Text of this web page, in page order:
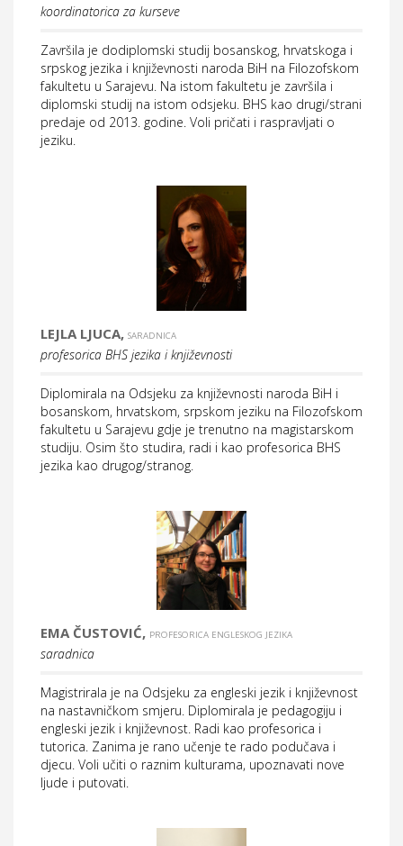
koordinatorica za kurseve
Završila je dodiplomski studij bosanskog, hrvatskoga i
srpskog jezika i književnosti naroda BiH na Filozofskom
fakultetu u Sarajevu. Na istom fakultetu je završila i
diplomski studij na istom odsjeku. BHS kao drugi/strani
predaje od 2013. godine. Voli pričati i raspravljati o
jeziku.
LEJLA LJUCA, SARADNICA
profesorica BHS jezika i književnosti
Diplomirala na Odsjeku za književnosti naroda BiH i
bosanskom, hrvatskom, srpskom jeziku na Filozofskom
fakultetu u Sarajevu gdje je trenutno na magistarskom
studiju. Osim što studira, radi i kao profesorica BHS
jezika kao drugog/stranog.
EMA ČUSTOVIĆ, PROFESORICA ENGLESKOG JEZIKA
saradnica
Magistrirala je na Odsjeku za engleski jezik i književnost
na nastavničkom smjeru. Diplomirala je pedagogiju i
engleski jezik i književnost. Radi kao profesorica i
tutorica. Zanima je rano učenje te rado podučava i
djecu. Voli učiti o raznim kulturama, upoznavati nove
ljude i putovati.